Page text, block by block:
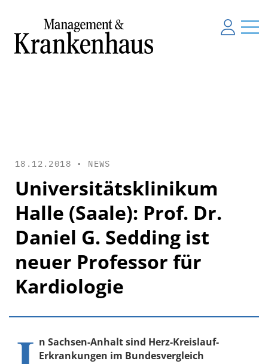
18.12.2018 • NEWS
Universitätsklinikum
Halle (Saale): Prof. Dr.
Daniel G. Sedding ist
neuer Professor für
Kardiologie
n Sachsen-Anhalt sind Herz-Kreislauf-
Erkrankungen im Bundesvergleich